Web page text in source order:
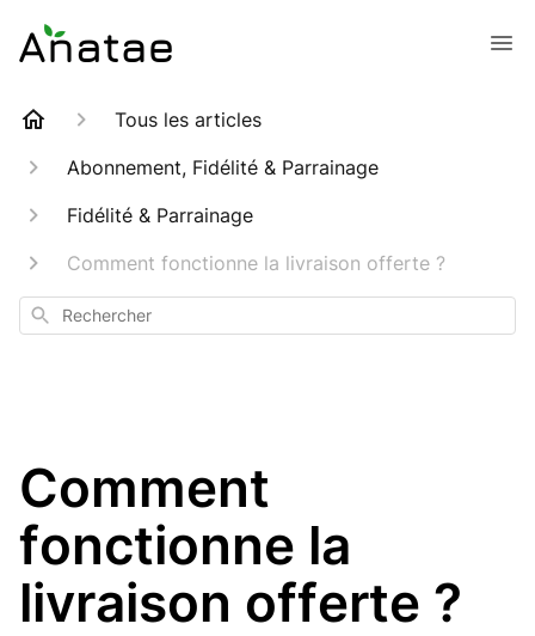
Tous les articles
Abonnement, Fidélité & Parrainage
Fidélité & Parrainage
Comment fonctionne la livraison offerte ?
Rechercher
Comment
fonctionne la
livraison offerte ?